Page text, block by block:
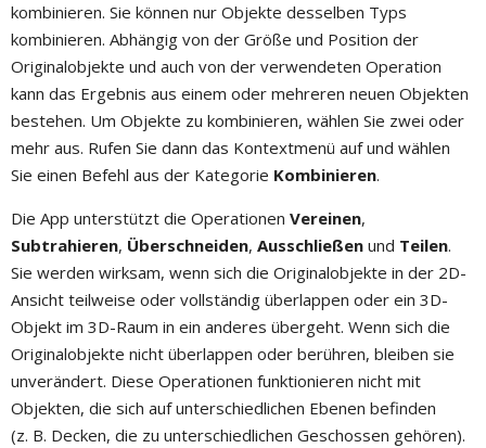
kombinieren. Sie können nur Objekte desselben Typs
kombinieren. Abhängig von der Größe und Position der
Originalobjekte und auch von der verwendeten Operation
kann das Ergebnis aus einem oder mehreren neuen Objekten
bestehen. Um Objekte zu kombinieren, wählen Sie zwei oder
mehr aus. Rufen Sie dann das Kontextmenü auf und wählen
Sie einen Befehl aus der Kategorie Kombinieren.
Die App unterstützt die Operationen Vereinen,
Subtrahieren, Überschneiden, Ausschließen und Teilen.
Sie werden wirksam, wenn sich die Originalobjekte in der 2D-
Ansicht teilweise oder vollständig überlappen oder ein 3D-
Objekt im 3D-Raum in ein anderes übergeht. Wenn sich die
Originalobjekte nicht überlappen oder berühren, bleiben sie
unverändert. Diese Operationen funktionieren nicht mit
Objekten, die sich auf unterschiedlichen Ebenen befinden
(z. B. Decken, die zu unterschiedlichen Geschossen gehören).